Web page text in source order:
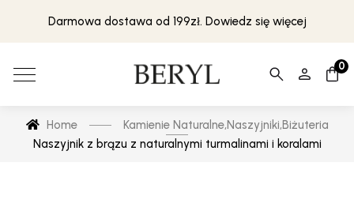
Darmowa dostawa od 199zł. Dowiedz się więcej
0
Home Kamienie Naturalne,Naszyjniki,Biżuteria
Naszyjnik z brązu z naturalnymi turmalinami i koralami